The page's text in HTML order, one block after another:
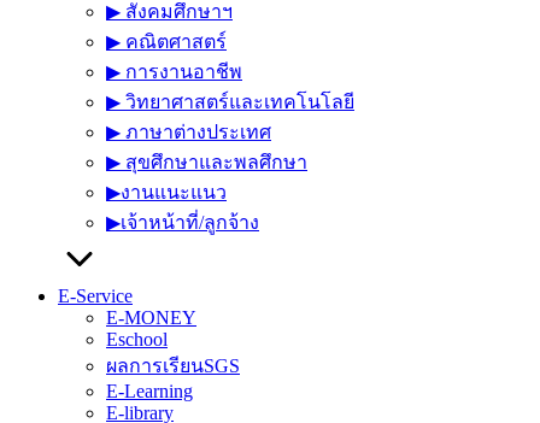
▶︎ สังคมศึกษาฯ
▶︎ คณิตศาสตร์
▶︎ การงานอาชีพ
▶︎ วิทยาศาสตร์และเทคโนโลยี
▶︎ ภาษาต่างประเทศ
▶︎ สุขศึกษาและพลศึกษา
▶︎งานแนะแนว
▶︎เจ้าหน้าที่/ลูกจ้าง
E-Service
E-MONEY
Eschool
ผลการเรียนSGS
E-Learning
E-library